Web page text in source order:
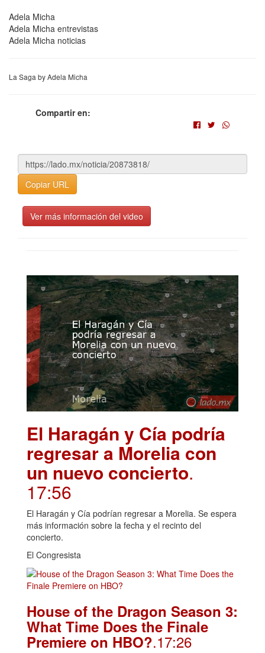
Adela Micha
Adela Micha entrevistas
Adela Micha noticias
La Saga by Adela Micha
Compartir en:
Copiar URL
Ver más información del video
El Haragán y Cía podría
regresar a Morelia con
un nuevo concierto.
17:56
El Haragán y Cía podrían regresar a Morelia. Se espera
más información sobre la fecha y el recinto del
concierto.
El Congresista
House of the Dragon Season 3:
What Time Does the Finale
Premiere on HBO?.17:26